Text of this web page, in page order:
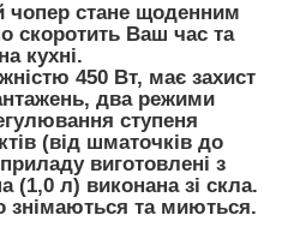
чопер стане щоденним
скоротить Ваш час та
кухні.
450 Вт, має захист
два режими
ступеня
(від шматочків до
виготовлені з
(1,0 л) виконана зі скла.
знімаються та миються.